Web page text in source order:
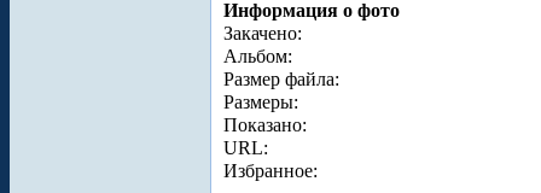
Информация о фото
Закачено:
Альбом:
Размер файла:
Размеры:
Показано:
URL:
Избранное: